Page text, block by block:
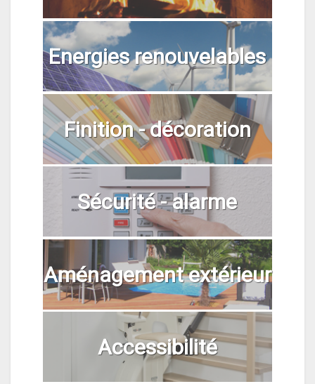
Energies renouvelables
Finition - décoration
Sécurité - alarme
Aménagement extérieur
Accessibilité